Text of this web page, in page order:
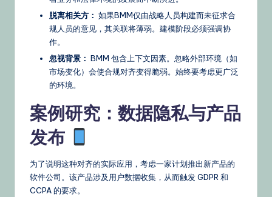
脱离相关方： 如果BMM仅由战略人员构建而未征求合
规人员的意见，其关联将薄弱。建模阶段必须强调协
作。
忽视背景： BMM 包含上下文因素。忽略外部环境（如
市场变化）会使合规对齐变得脆弱。始终要考虑更广泛
的环境。
案例研究：数据隐私与产品
发布
为了说明这种对齐的实际应用，考虑一家计划推出新产品的
软件公司。该产品涉及用户数据收集，从而触发 GDPR 和
CCPA 的要求。